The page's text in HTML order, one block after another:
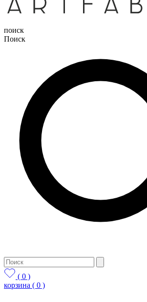
поиск
Поиск
( 0 )
корзина ( 0 )